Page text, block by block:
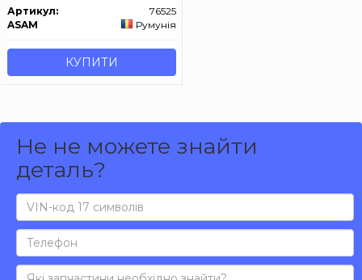
Артикул:
76525
ASAM
Румунія
КУПИТИ
Не не можете знайти
деталь?